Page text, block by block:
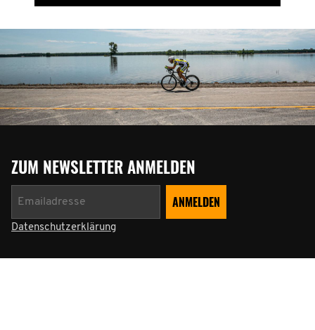
ZUM NEWSLETTER ANMELDEN
Datenschutzerklärung